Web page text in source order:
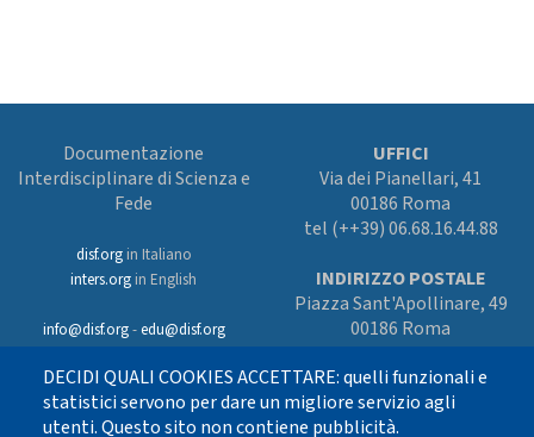
Documentazione
Interdisciplinare di Scienza e
Fede
disf.orgin Italiano
inters.org in English
info@disf.org-edu@disf.org
UFFICI
Via dei Pianellari, 41
00186 Roma
tel (++39) 06.68.16.44.88
INDIRIZZO POSTALE
Piazza Sant'Apollinare, 49
00186 Roma
In collaborazione
con il Servizio
nazionale della CEI
DECIDI QUALI COOKIES ACCETTARE: quelli funzionali e
statistici servono per dare un migliore servizio agli
utenti. Questo sito non contiene pubblicità.